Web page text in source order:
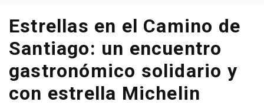
Estrellas en el Camino de
Santiago: un encuentro
gastronómico solidario y
con estrella Michelin